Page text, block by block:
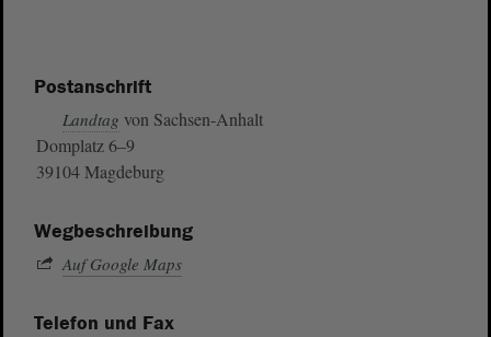
Postanschrift
Landtag von Sachsen-Anhalt
Domplatz 6–9
39104 Magdeburg
Wegbeschreibung
Auf Google Maps
Telefon und Fax